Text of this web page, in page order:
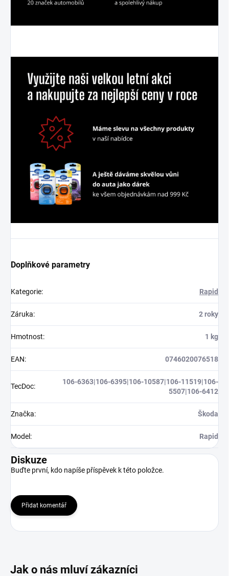
Doplňkové parametry
Kategorie: Rapid
Záruka: 2 roky
Hmotnost: 1 kg
EAN: 0746020076518
TecDoc:
106-6363|106-6395|106-10587|106-11519|106-
5507|106-6412
Značka: Škoda
Model : Rapid
Diskuze
Buďte první, kdo napíše příspěvek k této položce.
Přidat komentář